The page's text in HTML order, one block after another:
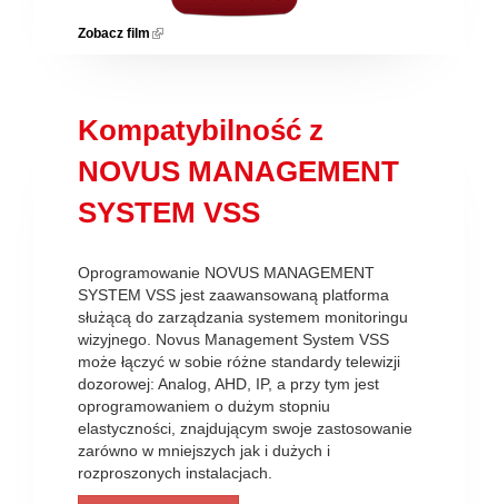
Zobacz film (link is external)
Kompatybilność z
NOVUS MANAGEMENT
SYSTEM VSS
Oprogramowanie NOVUS MANAGEMENT
SYSTEM VSS jest zaawansowaną platforma
służącą do zarządzania systemem monitoringu
wizyjnego. Novus Management System VSS
może łączyć w sobie różne standardy telewizji
dozorowej: Analog, AHD, IP, a przy tym jest
oprogramowaniem o dużym stopniu
elastyczności, znajdującym swoje zastosowanie
zarówno w mniejszych jak i dużych i
rozproszonych instalacjach.